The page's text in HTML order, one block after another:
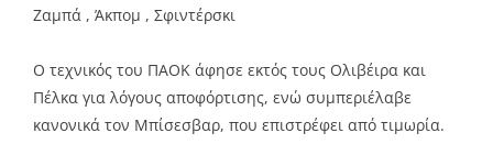
Ζαμπά , Άκπομ , Σφιντέρσκι
Ο τεχνικός του ΠΑΟΚ άφησε εκτός τους Ολιβέιρα και
Πέλκα για λόγους αποφόρτισης, ενώ συμπεριέλαβε
κανονικά τον Μπίσεσβαρ, που επιστρέφει από τιμωρία.